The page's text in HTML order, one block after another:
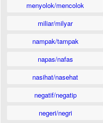
menyolok/mencolok
miliar/milyar
nampak/tampak
napas/nafas
nasihat/nasehat
negatif/negatip
negeri/negri